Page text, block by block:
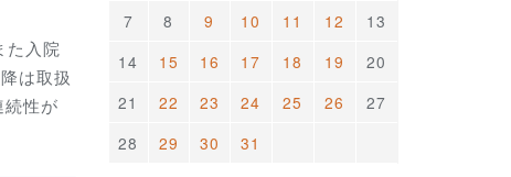
た入院
は取扱
性が
7
8 9 10 11 12
13
14
15 16 17 18 19
20
21
22 23 24 25 26
27
28
29 30 31